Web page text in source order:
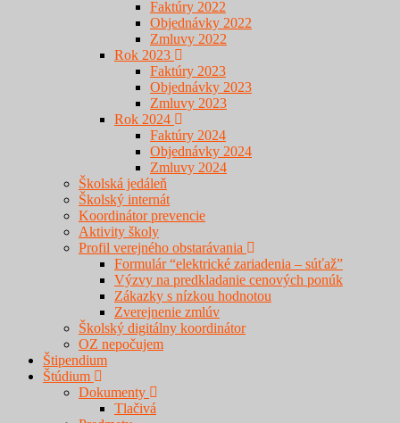
Faktúry 2022
Objednávky 2022
Zmluvy 2022
Rok 2023
Faktúry 2023
Objednávky 2023
Zmluvy 2023
Rok 2024
Faktúry 2024
Objednávky 2024
Zmluvy 2024
Školská jedáleň
Školský internát
Koordinátor prevencie
Aktivity školy
Profil verejného obstarávania
Formulár “elektrické zariadenia – súťaž”
Výzvy na predkladanie cenových ponúk
Zákazky s nízkou hodnotou
Zverejnenie zmlúv
Školský digitálny koordinátor
OZ nepočujem
Štipendium
Štúdium
Dokumenty
Tlačivá